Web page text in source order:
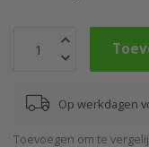
Op werkdagen
Toevoegen om te